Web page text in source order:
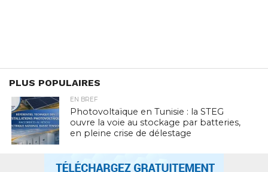
PLUS POPULAIRES
EN BREF
Photovoltaïque en Tunisie : la STEG
ouvre la voie au stockage par batteries,
en pleine crise de délestage